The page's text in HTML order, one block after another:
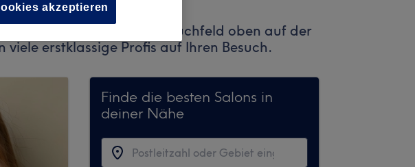
Nutzen Sie das Suchfeld oben auf der
viele erstklassige Profis auf Ihren Besuch.
Finde die besten Salons in
deiner Nähe
akzeptieren